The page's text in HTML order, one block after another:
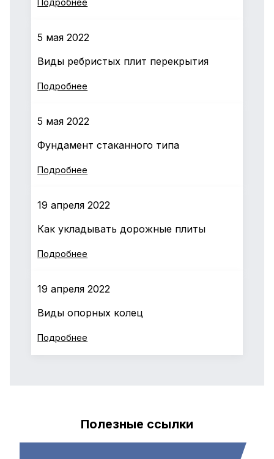
Подробнее
5 мая 2022
Виды ребристых плит перекрытия
Подробнее
5 мая 2022
Фундамент стаканного типа
Подробнее
19 апреля 2022
Как укладывать дорожные плиты
Подробнее
19 апреля 2022
Виды опорных колец
Подробнее
Полезные ссылки